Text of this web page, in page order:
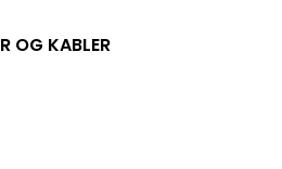
OG KABLER